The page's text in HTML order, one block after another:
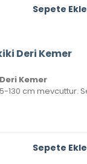
Sepete Ekle
Deri Kemer
Kemer
Sepete Ekle